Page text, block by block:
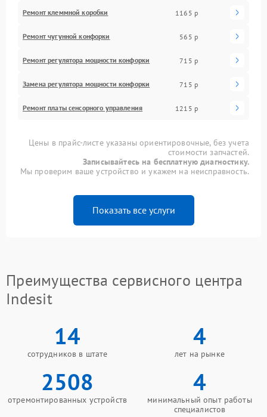
Ремонт клеммной коробки 1165 р
Ремонт чугунной конфорки 565 р
Ремонт регулятора мощности конфорки 715 р
Замена регулятора мощности конфорки 715 р
Ремонт платы сенсорного управления 1215 р
Цены в прайс-листе указаны ориентировочные, без учета
стоимости запчастей.
Записывайтесь на бесплатную диагностику.
Мы проверим ваше устройство и укажем на неисправность.
Показать все услуги
Преимущества сервисного центра
Indesit
14
сотрудников в штате
4
лет на рынке
2508
отремонтированных устройств
4
минимальный опыт работы
специалистов